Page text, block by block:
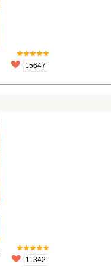
15647
11342